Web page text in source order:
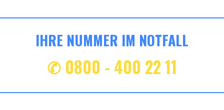
IHRE NUMMER IM NOTFALL
✆ 0800 - 400 22 11